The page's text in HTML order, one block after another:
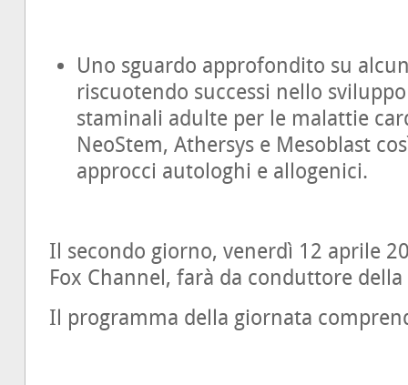
Uno sguardo approfondito su
riscuotendo successi nello
staminali adulte per le malattie
NeoStem, Athersys e Mesoblast
approcci autologhi e allogenici.
Il secondo giorno, venerdì 12 aprile
Fox Channel, farà da conduttore della
Il programma della giornata